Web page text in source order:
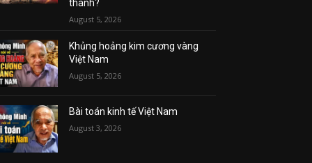
thành?
August 5, 2026
Khủng hoảng kim cương vàng
Việt Nam
August 5, 2026
Bài toán kinh tế Việt Nam
August 3, 2026